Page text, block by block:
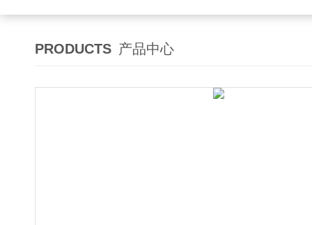
PRODUCTS 产品中心